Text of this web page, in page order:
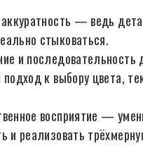
аккуратность — ведь
стыковаться.
и последовательность
подход к выбору цвета,
восприятие —
и реализовать